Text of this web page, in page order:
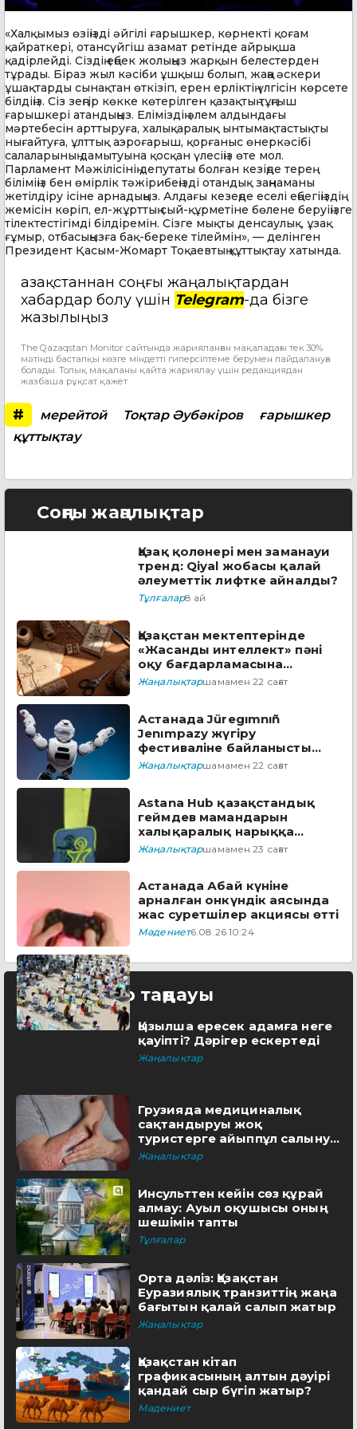
«Халқымыз өзіңізді әйгілі ғарышкер, көрнекті қоғам
қайраткері, отансүйгіш азамат ретінде айрықша
қадірлейді. Сіздің еңбек жолыңыз жарқын белестерден
тұрады. Біраз жыл кәсіби ұшқыш болып, жаңа әскери
ұшақтарды сынақтан өткізіп, ерен ерліктің үлгісін көрсете
білдіңіз. Сіз зеңгір көкке көтерілген қазақтың тұңғыш
ғарышкері атандыңыз. Еліміздің әлем алдындағы
мәртебесін арттыруға, халықаралық ынтымақтастықты
нығайтуға, ұлттық аэроғарыш, қорғаныс өнеркәсібі
салаларының дамытуына қосқан үлесіңіз өте мол.
Парламент Мәжілісінің депутаты болған кезіңде терең
біліміңіз бен өмірлік тәжірибеңізді отандық заңнаманы
жетілдіру ісіне арнадыңыз. Алдағы кезеңде еселі еңбегіңіздің
жемісін көріп, ел-жұрттың сый-құрметіне бөлене беруіңізге
тілектестігімді білдіремін. Сізге мықты денсаулық, ұзақ
ғұмыр, отбасыңызға бақ-береке тілеймін», — делінген
Президент Қасым-Жомарт Тоқаевтың құттықтау хатында.
Қазақстаннан соңғы жаңалықтардан
хабардар болу үшін Telegram-да бізге
жазылыңыз
The Qazaqstan Monitor сайтында жарияланған мақаладағы тек 30%
мәтінді бастапқы көзге міндетті гиперсілтеме берумен пайдалануға
болады. Толық мақаланы қайта жариялау үшін редакциядан
жазбаша рұқсат қажет.
# мерейтой Тоқтар Әубәкіров
ғарышкер
құттықтау
Соңғы жаңалықтар
Қазақ қолөнері мен заманауи
тренд: Qiyal жобасы қалай
әлеуметтік лифтке айналды?
Тұлғалар8 ай
Қазақстан мектептерінде
«Жасанды интеллект» пәні
оқу бағдарламасына
енгізіледі
Жаңалықтаршамамен 22 сағат
Астанада Jüregımnıñ
Jenımpazy жүгіру
фестиваліне байланысты
бірқатар көшеде қозғалыс
шектеледі
Жаңалықтаршамамен 22 сағат
Astana Hub қазақстандық
геймдев мамандарын
халықаралық нарыққа
дайындайтын тегін
бағдарламаға өтінім
Жаңалықтаршамамен 23 сағат
Астанада Абай күніне
арналған онкүндік аясында
жас суретшілер акциясы өтті
Мәдениет6.08.26 10:24
Редактор таңдауы
Қызылша ересек адамға неге
қауіпті? Дәрігер ескертеді
Жаңалықтар
Грузияда медициналық
сақтандыруы жоқ
туристерге айыппұл салынуы
мүмкін
Жаңалықтар
Инсульттен кейін сөз құрай
алмау: Ауыл оқушысы оның
шешімін тапты
Тұлғалар
Орта дәліз: Қазақстан
Еуразиялық транзиттің жаңа
бағытын қалай салып жатыр
Жаңалықтар
Қазақстан кітап
графикасының алтын дәуірі
қандай сыр бүгіп жатыр?
Мәдениет